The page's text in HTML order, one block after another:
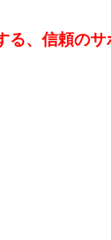
、信頼の